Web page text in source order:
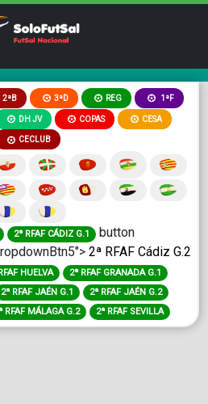
2ªB 3ªD REG 1ªF
DH JV COPAS CESA
CECLUB
2ª RFAF CÁDIZ G.1
button
2ª RFAF Cádiz G.2
HUELVA
2ª RFAF GRANADA G.1
2ª RFAF JAÉN G.1
2ª RFAF JAÉN G.2
RFAF MÁLAGA G.2 2ª RFAF SEVILLA